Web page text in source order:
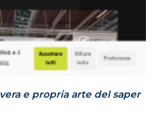
e propria arte del saper